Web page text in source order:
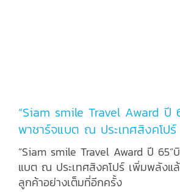
“Siam smile Travel Award ปี
พาชาร์จแบต ณ ประเทศสิงคโป
ลับมาบริการลูกค้าอย่างเต็มที่อีก
“Siam smile Travel Award ปี
แบต ณ ประเทศสิงคโปร์ เพิ่มพลังแ
ลูกค้าอย่างเต็มที่อีกครั้ง